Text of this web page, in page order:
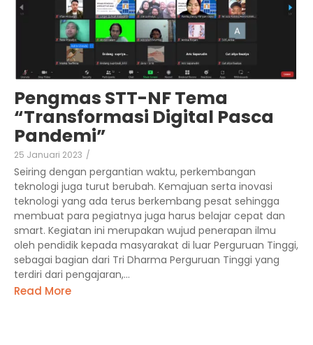
Pengmas STT-NF Tema
“Transformasi Digital Pasca
Pandemi”
25 Januari 2023 /
Seiring dengan pergantian waktu, perkembangan
teknologi juga turut berubah. Kemajuan serta inovasi
teknologi yang ada terus berkembang pesat sehingga
membuat para pegiatnya juga harus belajar cepat dan
smart. Kegiatan ini merupakan wujud penerapan ilmu
oleh pendidik kepada masyarakat di luar Perguruan Tinggi,
sebagai bagian dari Tri Dharma Perguruan Tinggi yang
terdiri dari pengajaran,...
Read More